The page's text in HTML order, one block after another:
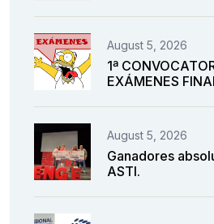
August 5, 2026
1ª
EXÁMENES
August 5, 2026
Ganadores
ASTI.